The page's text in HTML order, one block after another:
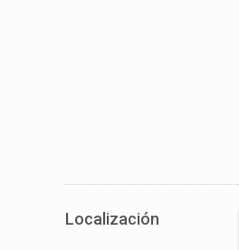
Localización